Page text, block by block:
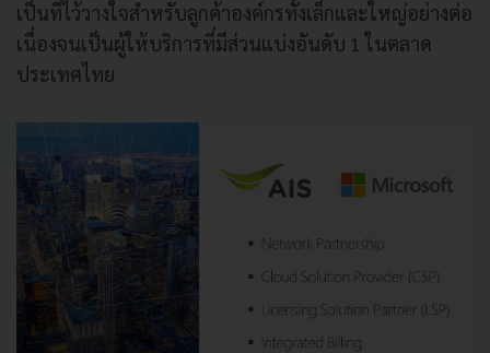
เป็นที่ไว้วางใจสำหรับลูกค้าองค์กรทั้งเล็กและใหญ่อย่างต่อ
เนื่องจนเป็นผู้ให้บริการที่มีส่วนแบ่งอันดับ 1 ในตลาด
ประเทศไทย